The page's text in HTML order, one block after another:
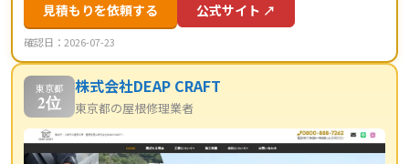
見積もりを依頼する 公式サイト ↗
確認日：2026-07-23
東京都
2位
株式会社DEAP CRAFT
東京都の屋根修理業者